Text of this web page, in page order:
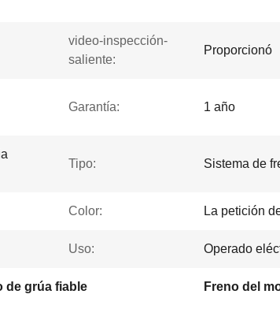
video-inspección-
saliente:
Proporcionó
Garantía: 1 año
Tipo: Sistema de
Color: La petición
Uso: Operado
de grúa fiable Freno del